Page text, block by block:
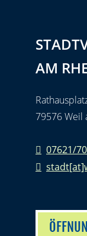
AM
79576 Weil
07621/